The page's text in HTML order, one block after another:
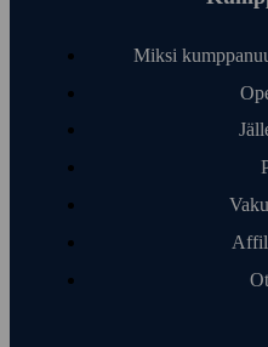
Miksi